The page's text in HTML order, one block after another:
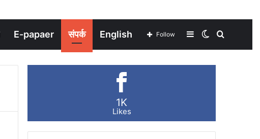
E-papaer संपर्क English Switch
skin
Sidebar
Follow
1K
Likes